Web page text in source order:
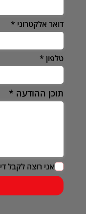
דואר אלקטרוני
טלפון
תוכן ההודעה
אני רוצה לקבל